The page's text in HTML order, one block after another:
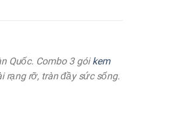
Quốc. Combo 3 góikem
rạng rỡ, tràn đầy sức sống.